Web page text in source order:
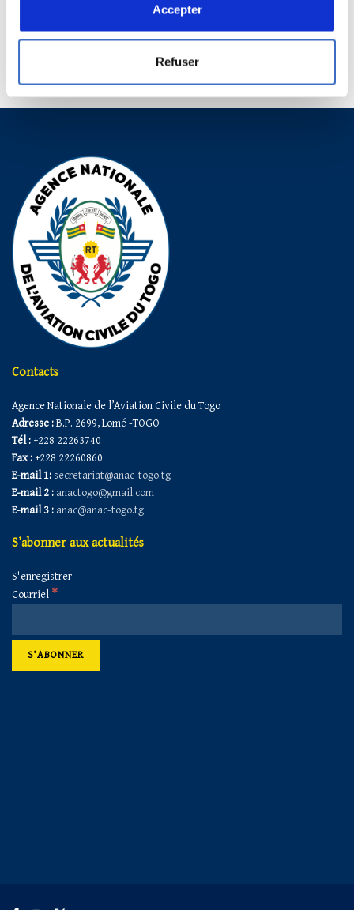
Accepter
Refuser
Contacts
Agence Nationale de l’Aviation Civile du Togo
Adresse :B.P. 2699, Lomé -TOGO
Tél : +228 22263740
Fax : +228 22260860
E-mail 1: secretariat@anac-togo.tg
E-mail 2 : anactogo@gmail.com
E-mail 3 : anac@anac-togo.tg
S’abonner aux actualités
S'enregistrer
Courriel*